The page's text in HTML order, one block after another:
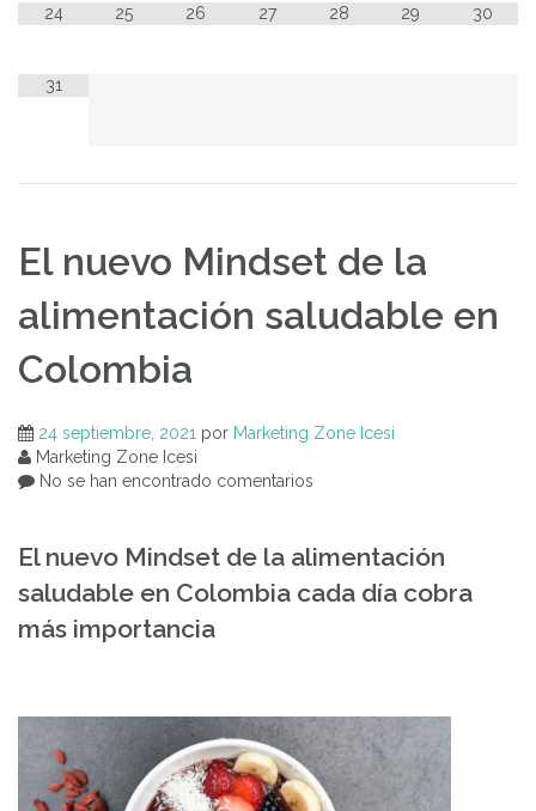
24 25 26 27 28 29 30
31
El nuevo Mindset de la
alimentación saludable en
Colombia
24 septiembre, 2021 por Marketing Zone Icesi
Marketing Zone Icesi
No se han encontrado comentarios
El nuevo Mindset de la alimentación
saludable en Colombia cada día cobra
más importancia